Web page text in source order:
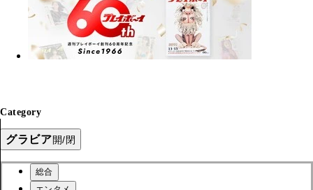
Category
グラビア開/閉
総合